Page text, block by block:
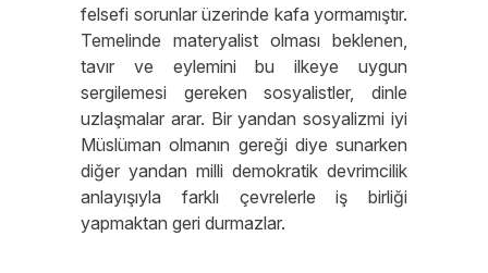
felsefi sorunlar üzerinde kafa yormamıştır.
Temelinde materyalist olması beklenen,
tavır ve eylemini bu ilkeye uygun
sergilemesi gereken sosyalistler, dinle
uzlaşmalar arar. Bir yandan sosyalizmi iyi
Müslüman olmanın gereği diye sunarken
diğer yandan milli demokratik devrimcilik
anlayışıyla farklı çevrelerle iş birliği
yapmaktan geri durmazlar.